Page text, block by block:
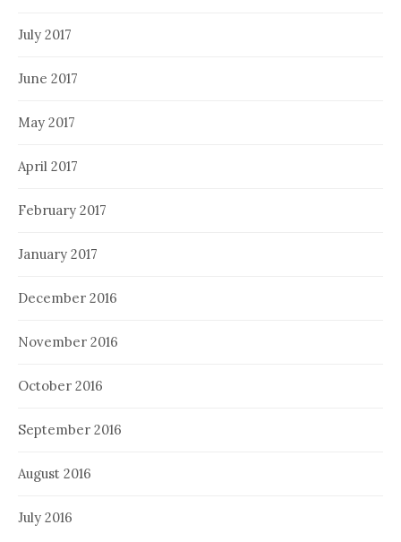
July 2017
June 2017
May 2017
April 2017
February 2017
January 2017
December 2016
November 2016
October 2016
September 2016
August 2016
July 2016